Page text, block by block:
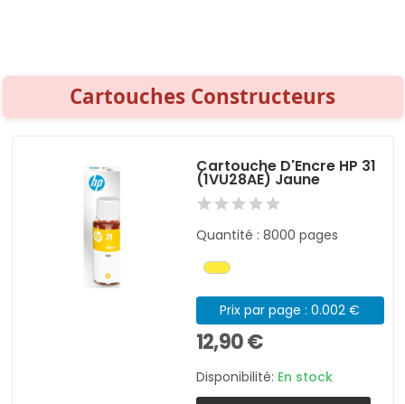
Cartouches Constructeurs
Cartouche D'Encre HP 31
(1VU28AE) Jaune
Quantité : 8000 pages
Prix par page : 0.002 €
12,90 €
Disponibilité: En stock